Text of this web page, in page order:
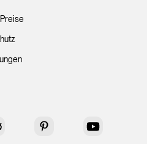
Pinterest YouTube